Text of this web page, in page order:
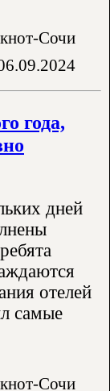
Сочи
года,
дней
отелей
самые
Сочи